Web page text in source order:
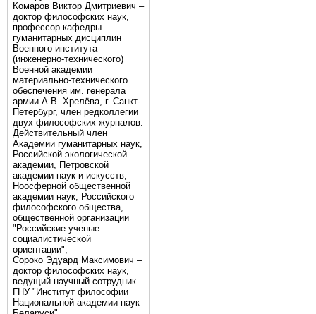
Комаров Виктор Дмитриевич –
доктор философских наук,
профессор кафедры
гуманитарных дисциплин
Военного института
(инженерно-технического)
Военной академии
материально-технического
обеспечения им. генерала
армии А.В. Хрелёва, г. Санкт-
Петербург, член редколлегии
двух философских журналов.
Действительный член
Академии гуманитарных наук,
Российской экологической
академии, Петровской
академии наук и искусств,
Ноосферной общественной
академии наук, Российского
философского общества,
общественной организации
"Российские ученые
социалистической
ориентации",
Сороко Эдуард Максимович –
доктор философских наук,
ведущий научный сотрудник
ГНУ "Институт философии
Национальной академии наук